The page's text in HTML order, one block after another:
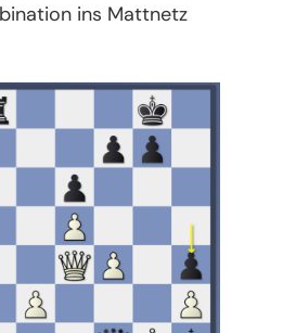
ins Mattnetz